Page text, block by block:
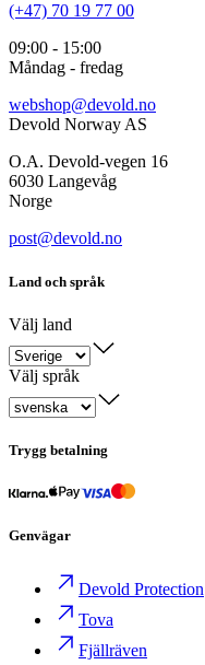
(+47) 70 19 77 00
09:00 - 15:00
Måndag - fredag
webshop@devold.no
Devold Norway AS
O.A. Devold-vegen 16
6030 Langevåg
Norge
post@devold.no
Land och språk
Välj land
Välj språk
Trygg betalning
Genvägar
Devold Protection
Tova
Fjällräven